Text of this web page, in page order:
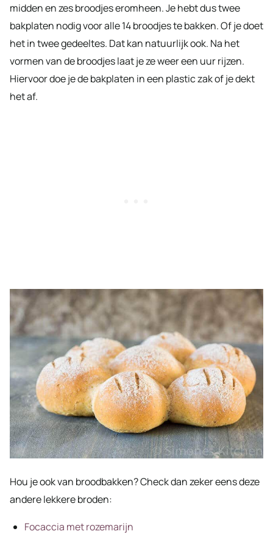
midden en zes broodjes eromheen. Je hebt dus twee
bakplaten nodig voor alle 14 broodjes te bakken. Of je doet
het in twee gedeeltes. Dat kan natuurlijk ook. Na het
vormen van de broodjes laat je ze weer een uur rijzen.
Hiervoor doe je de bakplaten in een plastic zak of je dekt
het af.
Hou je ook van broodbakken? Check dan zeker eens deze
andere lekkere broden:
Focaccia met rozemarijn